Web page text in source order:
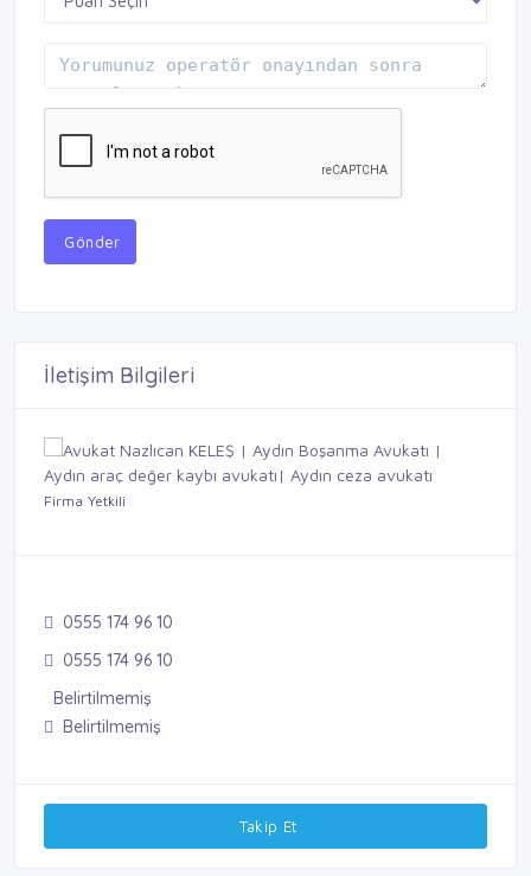
Gönder
İletişim Bilgileri
Firma Yetkili
0555 174 96 10
0555 174 96 10
Belirtilmemiş
Belirtilmemiş
Takip Et